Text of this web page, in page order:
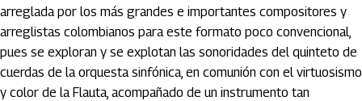
arreglada por los más grandes e importantes compositores y
arreglistas colombianos para este formato poco convencional,
pues se exploran y se explotan las sonoridades del quinteto de
cuerdas de la orquesta sinfónica, en comunión con el virtuosismo
y color de la Flauta, acompañado de un instrumento tan